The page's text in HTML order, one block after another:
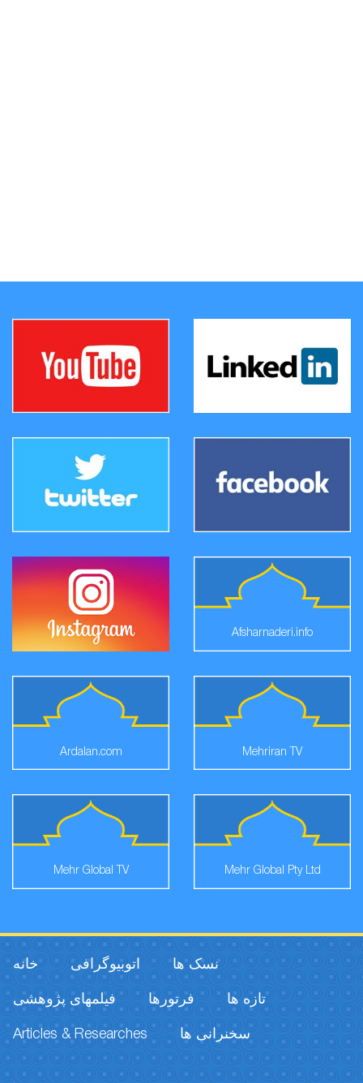
Afsharnaderi.info
Ardalan.com Mehriran TV
Mehr Global TV Mehr Global Pty Ltd
خانه اتوبیوگرافی نسک ها
فیلمهای پژوهشی فرتورها تازه ها
Articles & Researches سخنرانی ها